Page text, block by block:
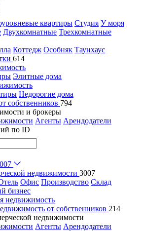
квартиры Студия У моря
Двухкомнатные Трехкомнатные
Коттедж Особняк Таунхаус
614
Элитные дома
Недорогие дома
собственников 794
и брокеры
Агенты Арендодатели
по ID
недвижимости 3007
Офис Производство Склад
бизнес
недвижимость
от собственников 214
недвижимости
Агенты Арендодатели